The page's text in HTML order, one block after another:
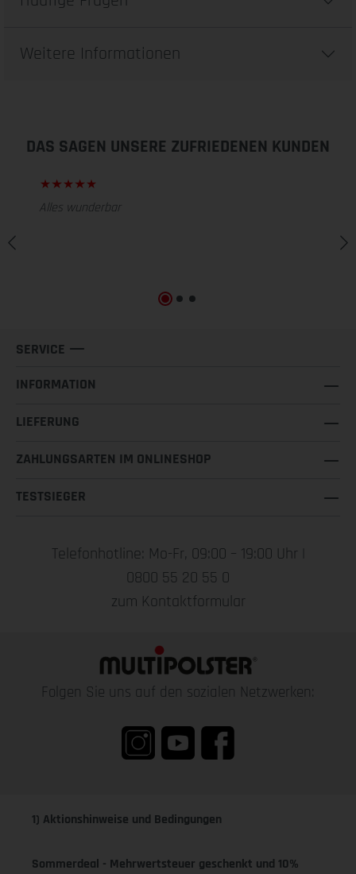
Weitere Informationen
DAS SAGEN UNSERE ZUFRIEDENEN KUNDEN
Alles wunderbar
SERVICE
INFORMATION
LIEFERUNG
ZAHLUNGSARTEN IM ONLINESHOP
TESTSIEGER
Telefonhotline: Mo-Fr, 09:00 – 19:00 Uhr |
0800 55 20 55 0
zum Kontaktformular
Folgen Sie uns auf den sozialen Netzwerken:
1) Aktionshinweise und Bedingungen
Sommerdeal - Mehrwertsteuer geschenkt und 10%